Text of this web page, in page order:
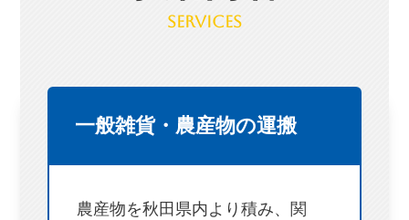
Services
一般雑貨・農産物の運搬
農産物を秋田県内より積み、関